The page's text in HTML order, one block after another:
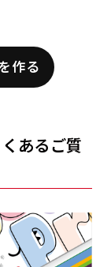
作る
あるご質